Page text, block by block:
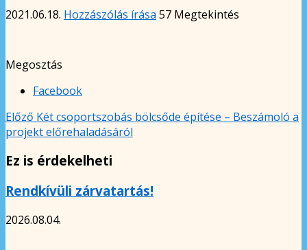
2021.06.18. Hozzászólás írása 57 Megtekintés
Megosztás
Facebook
Előző Két csoportszobás bölcsőde építése – Beszámoló a
projekt előrehaladásáról
Ez is érdekelheti
Rendkívüli zárvatartás!
2026.08.04.